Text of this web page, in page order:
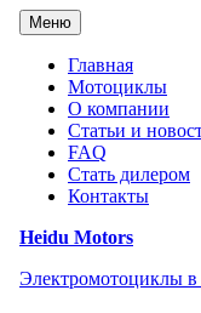
Перейти
содержанию
Heidu Motors
Электромотоциклы в
Меню
Главная
Мотоциклы
О компании
Статьи и
FAQ
Стать дилером
Контакты